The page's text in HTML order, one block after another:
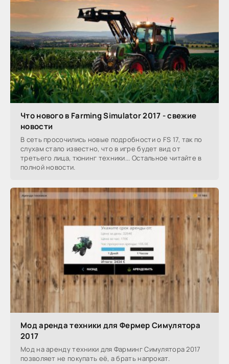
Что нового в Farming Simulator 2017 - свежие
новости
В сеть просочились новые подробности о FS 17, так по
слухам стало известно, что в игре будет вид от
третьего лица, тюнинг техники... Остальное читайте в
полной новости.
Мод аренда техники для Фермер Симулятора
2017
Мод на аренду техники для Фарминг Симулятора 2017
позволяет не покупать её, а брать напрокат.